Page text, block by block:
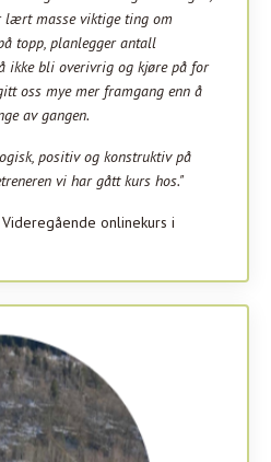
lært masse viktige ting om
topp, planlegger antall
ikke bli overivrig og kjøre på for
oss mye mer framgang enn å
av gangen.
positiv og konstruktiv på
vi har gått kurs hos."
onlinekurs i